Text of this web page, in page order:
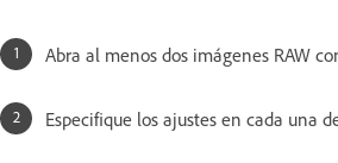
Abra al menos dos imágenes RAW
Especifique los ajustes en cada una